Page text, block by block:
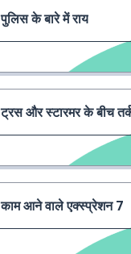
पुलिस के बारे में राय
ट्रस और स्टारमर के बीच
काम आने वाले एक्स्प्रेशन 7